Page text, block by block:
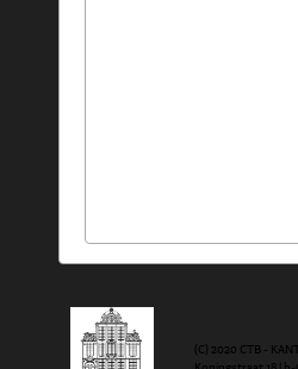
(C) 2020 CTB -